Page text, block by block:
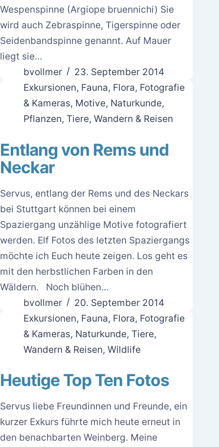
Wespenspinne (Argiope bruennichi) Sie
wird auch Zebraspinne, Tigerspinne oder
Seidenbandspinne genannt. Auf Mauer
liegt sie…
bvollmer
23. September 2014
Exkursionen, Fauna, Flora, Fotografie
& Kameras, Motive, Naturkunde,
Pflanzen, Tiere, Wandern & Reisen
Entlang von Rems und
Neckar
Servus, entlang der Rems und des Neckars
bei Stuttgart können bei einem
Spaziergang unzählige Motive fotografiert
werden. Elf Fotos des letzten Spaziergangs
möchte ich Euch heute zeigen. Los geht es
mit den herbstlichen Farben in den
Wäldern. Noch blühen…
bvollmer
20. September 2014
Exkursionen, Fauna, Flora, Fotografie
& Kameras, Naturkunde, Tiere,
Wandern & Reisen, Wildlife
Heutige Top Ten Fotos
Servus liebe Freundinnen und Freunde, ein
kurzer Exkurs führte mich heute erneut in
den benachbarten Weinberg. Meine